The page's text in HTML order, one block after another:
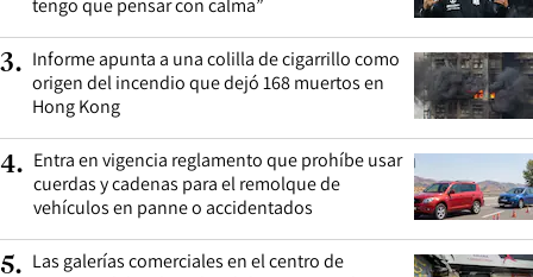
tengo que pensar con calma”
3. Informe apunta a una colilla de cigarrillo como
origen del incendio que dejó 168 muertos en
Hong Kong
4. Entra en vigencia reglamento que prohíbe usar
cuerdas y cadenas para el remolque de
vehículos en panne o accidentados
5. Las galerías comerciales en el centro de